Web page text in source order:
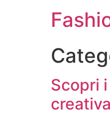
Scopri
creativa